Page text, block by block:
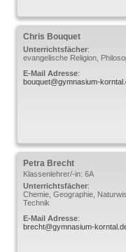
Chris Bouquet
Unterrichtsfächer:
evangelische Religion,
E-Mail Adresse:
bouquet@gymnasium-
Petra Brecht
Klassenlehrer/-in: 6A
Unterrichtsfächer:
Chemie, Geographie,
Technik
E-Mail Adresse:
brecht@gymnasium-